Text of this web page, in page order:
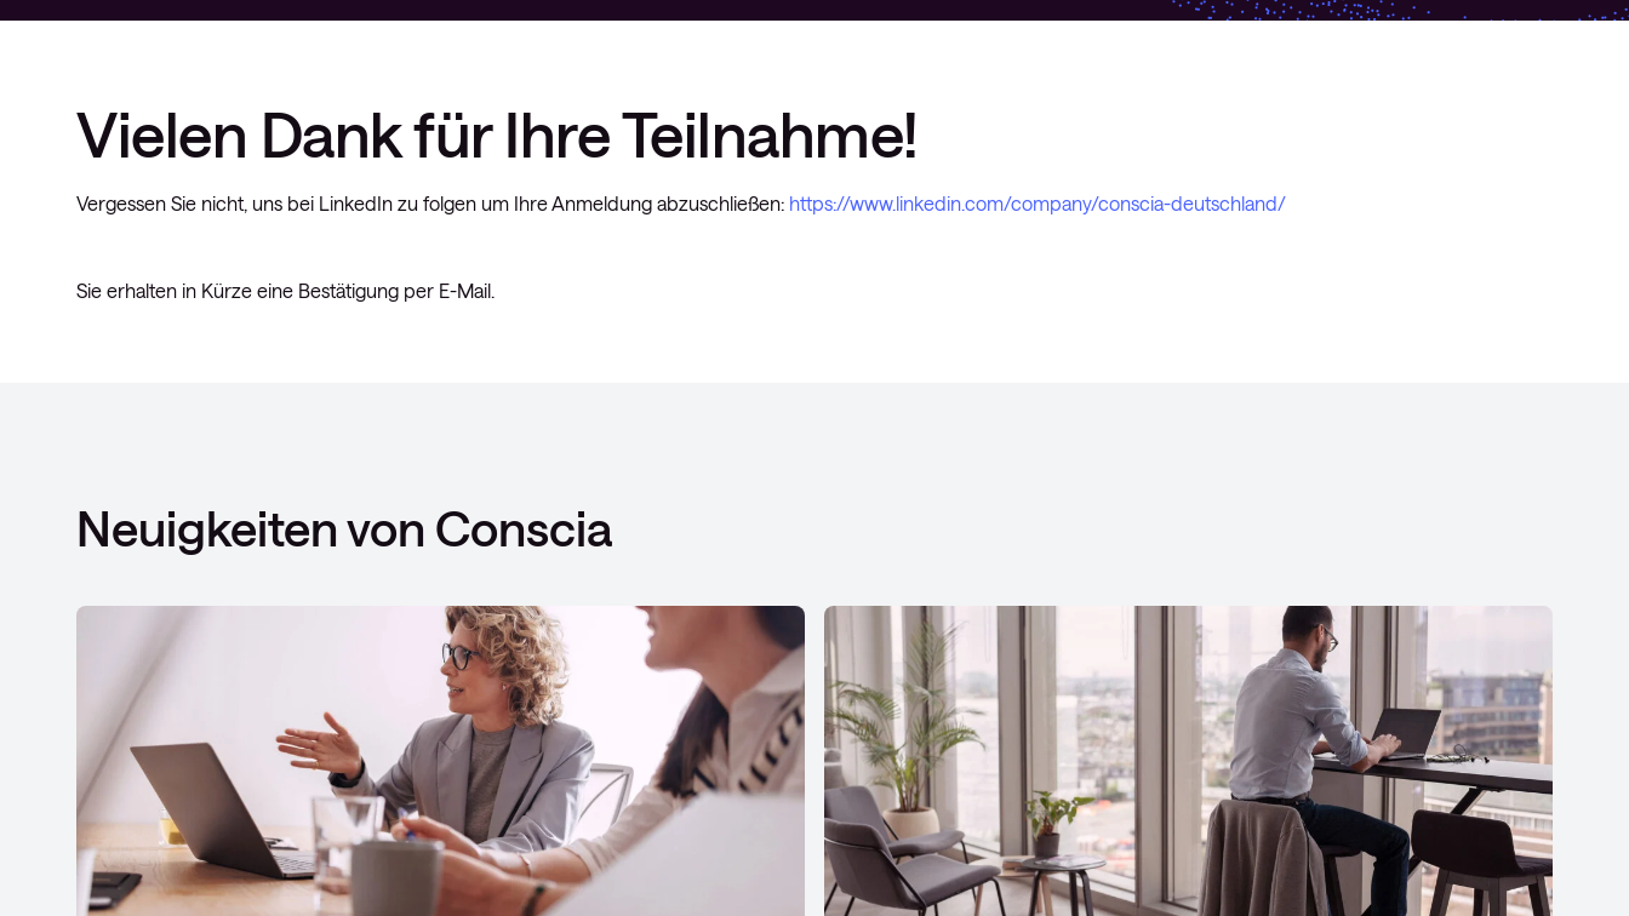
Vielen Dank für Ihre Teilnahme!
Vergessen Sie nicht, uns bei LinkedIn zu folgen um Ihre Anmeldung abzuschließen: https://www.linkedin.com/company/conscia-deutschland/
Sie erhalten in Kürze eine Bestätigung per E-Mail.
Neuigkeiten von Conscia